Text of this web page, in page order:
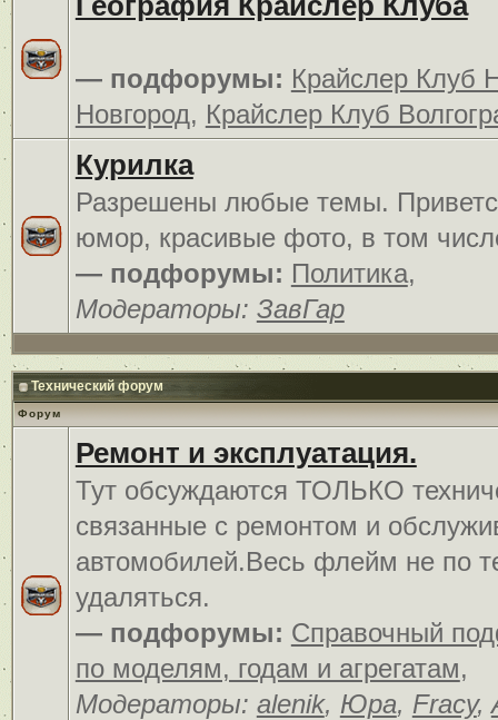
— подфорумы: Крайслер Клуб
Новгород, Крайслер Клуб
Курилка
Разрешены любые темы.
юмор, красивые фото, в том
— подфорумы: Политика,
Модераторы: ЗавГар
Технический форум
Форум
Ремонт и эксплуатация.
Тут обсуждаются ТОЛЬКО
связанные с ремонтом и
автомобилей.Весь флейм не по
удаляться.
— подфорумы: Справочный
по моделям, годам и агрегатам,
Модераторы: alenik, Юра, Fracy,